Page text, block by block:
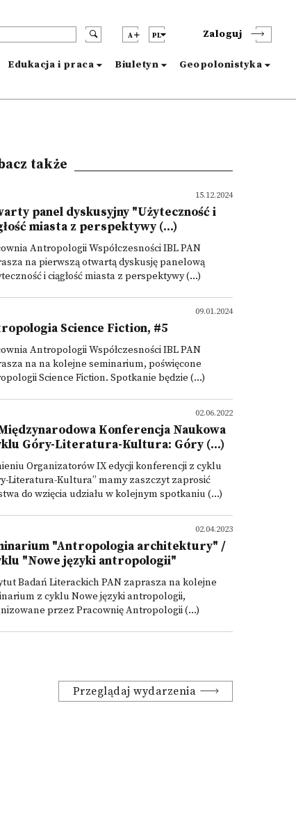
A PL Zaloguj
Edukacja i praca Biuletyn Geopolonistyka
także
15.12.2024
panel dyskusyjny "Użyteczność i
miasta z perspektywy (...)
Antropologii Współczesności IBL PAN
na pierwszą otwartą dyskusję panelową
i ciągłość miasta z perspektywy (...)
09.01.2024
Science Fiction, #5
Antropologii Współczesności IBL PAN
na na kolejne seminarium, poświęcone
Science Fiction. Spotkanie będzie (...)
02.06.2022
Konferencja Naukowa
Góry-Literatura-Kultura: Góry (...)
Organizatorów IX edycji konferencji z cyklu
Literatura-Kultura” mamy zaszczyt zaprosić
do wzięcia udziału w kolejnym spotkaniu (...)
02.04.2023
"Antropologia architektury" /
"Nowe języki antropologii"
Badań Literackich PAN zaprasza na kolejne
z cyklu Nowe języki antropologii,
przez Pracownię Antropologii (...)
Przeglądaj wydarzenia